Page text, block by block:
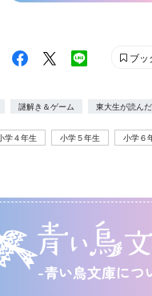
ブッ
謎解き＆ゲーム 東大生が読ん
学４年生 小学５年生 小学６
-青い鳥文庫につ